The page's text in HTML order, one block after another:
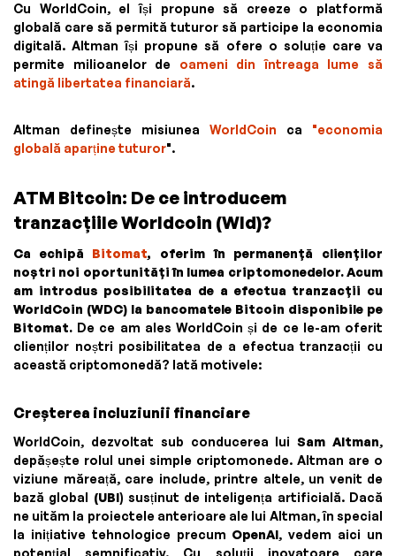
Cu WorldCoin, el își propune să creeze o platformă
globală care să permită tuturor să participe la economia
digitală. Altman își propune să ofere o soluție care va
permite milioanelor de oameni din întreaga lume să
atingă libertatea financiară.
Altman definește misiunea WorldCoin ca "economia
globală aparține tuturor".
ATM Bitcoin: De ce introducem
tranzacțiile Worldcoin (Wld)?
Ca echipă Bitomat, oferim în permanență clienților
noștri noi oportunități în lumea criptomonedelor. Acum
am introdus posibilitatea de a efectua tranzacții cu
WorldCoin (WDC) la bancomatele Bitcoin disponibile pe
Bitomat. De ce am ales WorldCoin și de ce le-am oferit
clienților noștri posibilitatea de a efectua tranzacții cu
această criptomonedă? Iată motivele:
Creșterea incluziunii financiare
WorldCoin, dezvoltat sub conducerea luiSam Altman,
depășește rolul unei simple criptomonede. Altman are o
viziune măreață, care include, printre altele, un venit de
bază global (UBI) susținut de inteligența artificială. Dacă
ne uităm la proiectele anterioare ale lui Altman, în special
la inițiative tehnologice precum OpenAI, vedem aici un